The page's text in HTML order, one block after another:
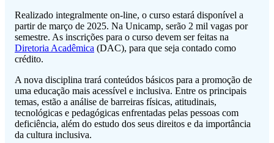
Realizado integralmente on-line, o curso estará disponível a
partir de março de 2025. Na Unicamp, serão 2 mil vagas por
semestre. As inscrições para o curso devem ser feitas na
Diretoria Acadêmica (DAC), para que seja contado como
crédito.
A nova disciplina trará conteúdos básicos para a promoção de
uma educação mais acessível e inclusiva. Entre os principais
temas, estão a análise de barreiras físicas, atitudinais,
tecnológicas e pedagógicas enfrentadas pelas pessoas com
deficiência, além do estudo dos seus direitos e da importância
da cultura inclusiva.